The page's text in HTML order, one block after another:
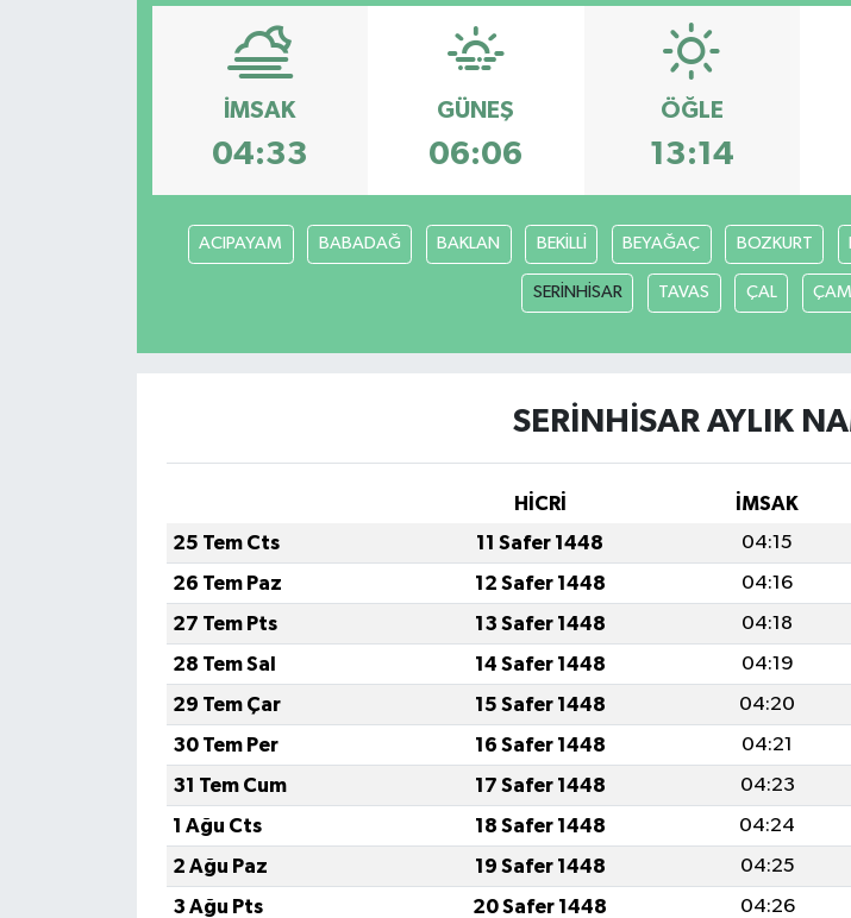
İMSAK
04:33
GÜNEŞ
06:06
ÖĞLE
13:14
ACIPAYAM BABADAĞ BAKLAN BEKİLLİ BEYAĞAÇ BOZKURT
SERİNHİSAR TAVAS ÇAL
SERİNHİSAR AYLIK
HİCRİ İMSAK
25 Tem Cts
11 Safer 1448 04:15
26 Tem Paz
12 Safer 1448 04:16
27 Tem Pts
13 Safer 1448 04:18
28 Tem Sal
14 Safer 1448 04:19
29 Tem Çar
15 Safer 1448 04:20
30 Tem Per
16 Safer 1448 04:21
31 Tem Cum
17 Safer 1448 04:23
1 Ağu Cts
18 Safer 1448 04:24
2 Ağu Paz
19 Safer 1448 04:25
3 Ağu Pts
20 Safer 1448 04:26